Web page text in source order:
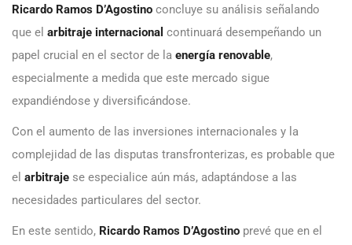
Ricardo Ramos D’Agostino concluye su análisis señalando
que el arbitraje internacional continuará desempeñando un
papel crucial en el sector de la energía renovable,
especialmente a medida que este mercado sigue
expandiéndose y diversificándose.
Con el aumento de las inversiones internacionales y la
complejidad de las disputas transfronterizas, es probable que
el arbitraje se especialice aún más, adaptándose a las
necesidades particulares del sector.
En este sentido, Ricardo Ramos D’Agostino prevé que en el